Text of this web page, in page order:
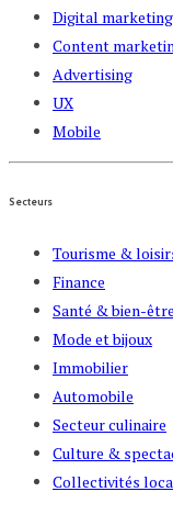
Digital marketing
Content
Advertising
UX
Mobile
Secteurs
Tourisme &
Finance
Santé & bien-être
Mode et bijoux
Immobilier
Automobile
Secteur culinaire
Culture &
Collectivités